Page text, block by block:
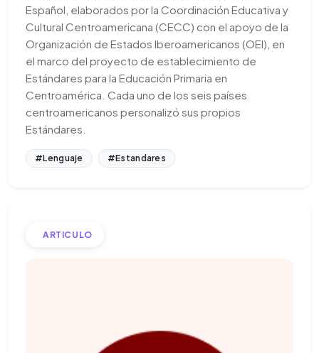
Español, elaborados por la Coordinación Educativa y
Cultural Centroamericana (CECC) con el apoyo de la
Organización de Estados Iberoamericanos (OEI), en
el marco del proyecto de establecimiento de
Estándares para la Educación Primaria en
Centroamérica. Cada uno de los seis países
centroamericanos personalizó sus propios
Estándares.
#Lenguaje #Estandares
ARTICULO